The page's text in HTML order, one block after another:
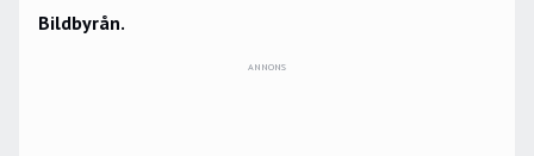
Bildbyrån.
ANNONS